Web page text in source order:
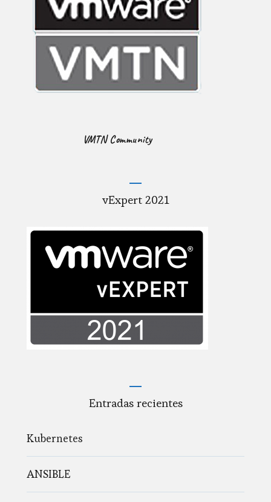
VMTN Community
vExpert 2021
Entradas recientes
Kubernetes
ANSIBLE